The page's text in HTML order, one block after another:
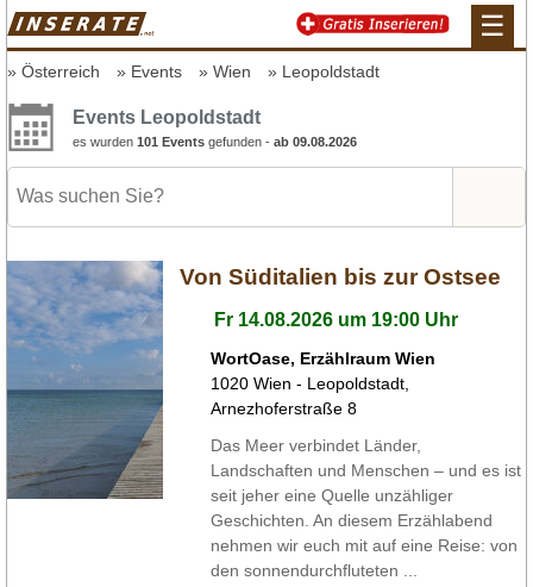
☰
Österreich Events Wien Leopoldstadt
Events Leopoldstadt
es wurden 101 Events gefunden - ab 09.08.2026
Von Süditalien bis zur Ostsee
Fr 14.08.2026 um 19:00 Uhr
WortOase, Erzählraum Wien
1020 Wien - Leopoldstadt
Arnezhoferstraße 8
Das Meer verbindet Länder,
Landschaften und Menschen – und es ist
seit jeher eine Quelle unzähliger
Geschichten. An diesem Erzählabend
nehmen wir euch mit auf eine Reise: von
den sonnendurchfluteten ...